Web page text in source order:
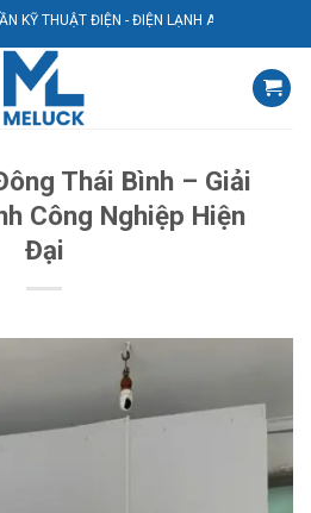
ĐIỆN - ĐIỆN LẠNH AVG
Thái Bình – Giải
Công Nghiệp Hiện
Đại